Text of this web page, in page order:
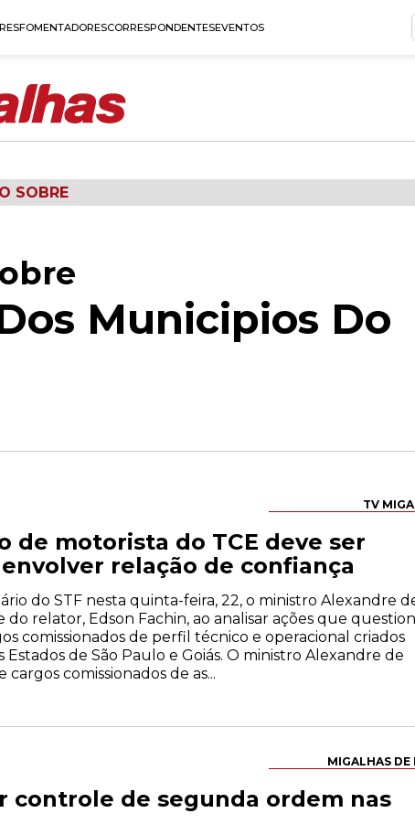
FOMENTADORESCORRESPONDENTESEVENTOS
SOBRE
Municipios Do
TV
de motorista do TCE deve ser
relação de confiança
do STF nesta quinta-feira, 22, o ministro Alexandre
relator, Edson Fachin, ao analisar ações que
comissionados de perfil técnico e operacional criados
de São Paulo e Goiás. O ministro Alexandre de
comissionados de as...
MIGALHAS DE
controle de segunda ordem nas